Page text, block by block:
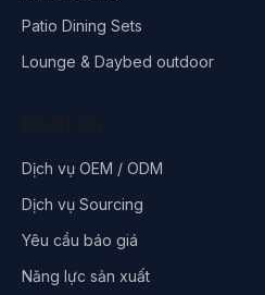
Patio Dining Sets
Lounge & Daybed outdoor
Dịch vụ OEM / ODM
Dịch vụ Sourcing
Yêu cầu báo giá
Năng lực sản xuất